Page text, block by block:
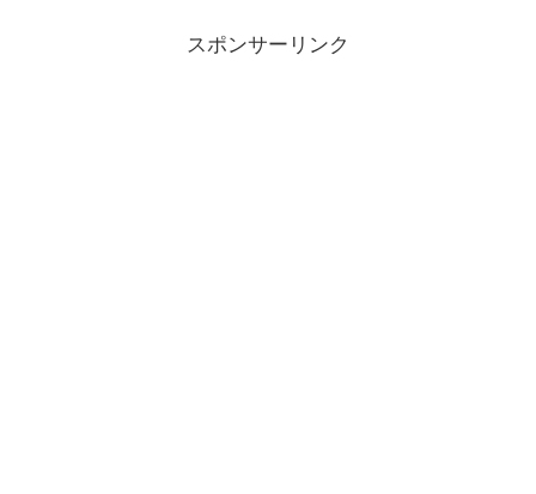
スポンサーリンク